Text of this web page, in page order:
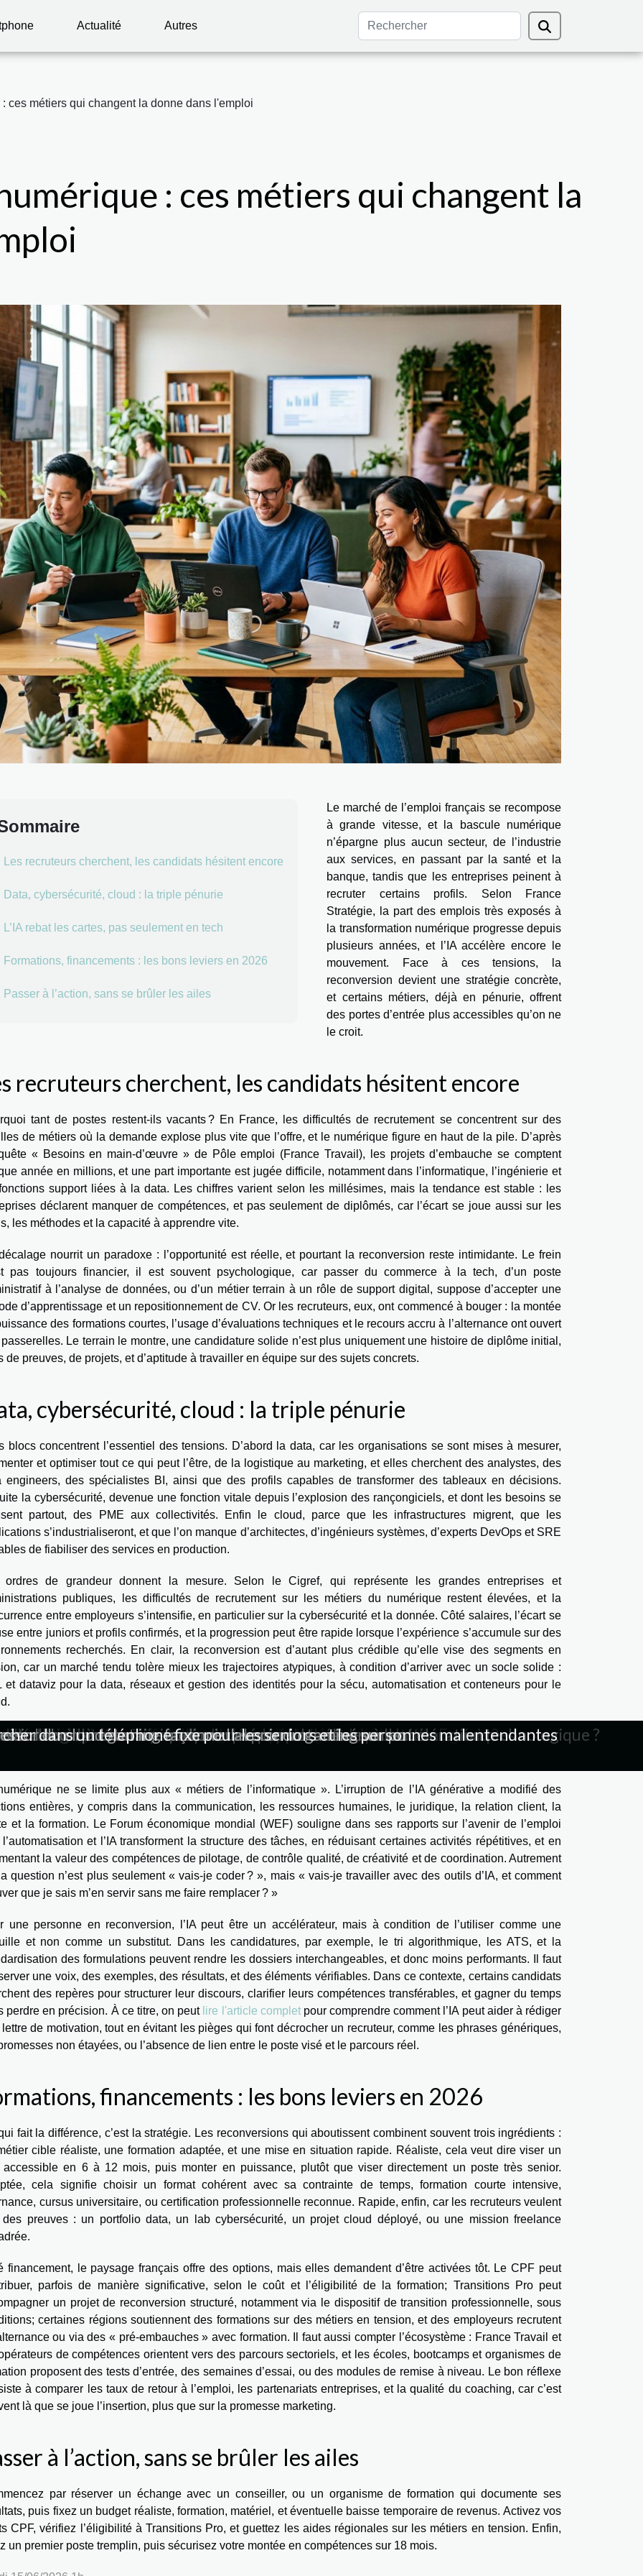
Actualité Autres
ces métiers qui changent la donne dans l'emploi
: ces métiers qui changent la
Les recruteurs cherchent, les candidats hésitent encore
Data, cybersécurité, cloud : la triple pénurie
L’IA rebat les cartes, pas seulement en tech
Formations, financements : les bons leviers en 2026
Passer à l’action, sans se brûler les ailes
Le marché de l’emploi français se recompose
à grande vitesse, et la bascule numérique
n’épargne plus aucun secteur, de l’industrie
aux services, en passant par la santé et la
banque, tandis que les entreprises peinent à
recruter certains profils. Selon France
Stratégie, la part des emplois très exposés à
la transformation numérique progresse depuis
plusieurs années, et l’IA accélère encore le
mouvement. Face à ces tensions, la
reconversion devient une stratégie concrète,
et certains métiers, déjà en pénurie, offrent
des portes d’entrée plus accessibles qu’on ne
le croit.
recruteurs cherchent, les candidats hésitent encore
tant de postes restent-ils vacants ? En France, les difficultés de recrutement se concentrent sur des
de métiers où la demande explose plus vite que l’offre, et le numérique figure en haut de la pile. D’après
« Besoins en main-d’œuvre » de Pôle emploi (France Travail), les projets d’embauche se comptent
année en millions, et une part importante est jugée difficile, notamment dans l’informatique, l’ingénierie et
support liées à la data. Les chiffres varient selon les millésimes, mais la tendance est stable : les
déclarent manquer de compétences, et pas seulement de diplômés, car l’écart se joue aussi sur les
les méthodes et la capacité à apprendre vite.
nourrit un paradoxe : l’opportunité est réelle, et pourtant la reconversion reste intimidante. Le frein
pas toujours financier, il est souvent psychologique, car passer du commerce à la tech, d’un poste
à l’analyse de données, ou d’un métier terrain à un rôle de support digital, suppose d’accepter une
d’apprentissage et un repositionnement de CV. Or les recruteurs, eux, ont commencé à bouger : la montée
des formations courtes, l’usage d’évaluations techniques et le recours accru à l’alternance ont ouvert
Le terrain le montre, une candidature solide n’est plus uniquement une histoire de diplôme initial,
de preuves, de projets, et d’aptitude à travailler en équipe sur des sujets concrets.
cybersécurité, cloud : la triple pénurie
blocs concentrent l’essentiel des tensions. D’abord la data, car les organisations se sont mises à mesurer,
et optimiser tout ce qui peut l’être, de la logistique au marketing, et elles cherchent des analystes, des
engineers, des spécialistes BI, ainsi que des profils capables de transformer des tableaux en décisions.
la cybersécurité, devenue une fonction vitale depuis l’explosion des rançongiciels, et dont les besoins se
partout, des PME aux collectivités. Enfin le cloud, parce que les infrastructures migrent, que les
s’industrialiseront, et que l’on manque d’architectes, d’ingénieurs systèmes, d’experts DevOps et SRE
de fiabiliser des services en production.
ordres de grandeur donnent la mesure. Selon le Cigref, qui représente les grandes entreprises et
publiques, les difficultés de recrutement sur les métiers du numérique restent élevées, et la
entre employeurs s’intensifie, en particulier sur la cybersécurité et la donnée. Côté salaires, l’écart se
entre juniors et profils confirmés, et la progression peut être rapide lorsque l’expérience s’accumule sur des
recherchés. En clair, la reconversion est d’autant plus crédible qu’elle vise des segments en
car un marché tendu tolère mieux les trajectoires atypiques, à condition d’arriver avec un socle solide :
et dataviz pour la data, réseaux et gestion des identités pour la sécu, automatisation et conteneurs pour le
rebat les cartes, pas seulement en tech
ne se limite plus aux « métiers de l’informatique ». L’irruption de l’IA générative a modifié des
entières, y compris dans la communication, les ressources humaines, le juridique, la relation client, la
et la formation. Le Forum économique mondial (WEF) souligne dans ses rapports sur l’avenir de l’emploi
et l’IA transforment la structure des tâches, en réduisant certaines activités répétitives, et en
la valeur des compétences de pilotage, de contrôle qualité, de créativité et de coordination. Autrement
question n’est plus seulement « vais-je coder ? », mais « vais-je travailler avec des outils d’IA, et comment
que je sais m’en servir sans me faire remplacer ? »
une personne en reconversion, l’IA peut être un accélérateur, mais à condition de l’utiliser comme une
et non comme un substitut. Dans les candidatures, par exemple, le tri algorithmique, les ATS, et la
des formulations peuvent rendre les dossiers interchangeables, et donc moins performants. Il faut
une voix, des exemples, des résultats, et des éléments vérifiables. Dans ce contexte, certains candidats
des repères pour structurer leur discours, clarifier leurs compétences transférables, et gagner du temps
perdre en précision. À ce titre, on peut lire l'article completpour comprendre comment l’IA peut aider à rédiger
de motivation, tout en évitant les pièges qui font décrocher un recruteur, comme les phrases génériques,
non étayées, ou l’absence de lien entre le poste visé et le parcours réel.
financements : les bons leviers en 2026
fait la différence, c’est la stratégie. Les reconversions qui aboutissent combinent souvent trois ingrédients :
cible réaliste, une formation adaptée, et une mise en situation rapide. Réaliste, cela veut dire viser un
accessible en 6 à 12 mois, puis monter en puissance, plutôt que viser directement un poste très senior.
cela signifie choisir un format cohérent avec sa contrainte de temps, formation courte intensive,
cursus universitaire, ou certification professionnelle reconnue. Rapide, enfin, car les recruteurs veulent
des preuves : un portfolio data, un lab cybersécurité, un projet cloud déployé, ou une mission freelance
financement, le paysage français offre des options, mais elles demandent d’être activées tôt. Le CPF peut
parfois de manière significative, selon le coût et l’éligibilité de la formation; Transitions Pro peut
un projet de reconversion structuré, notamment via le dispositif de transition professionnelle, sous
certaines régions soutiennent des formations sur des métiers en tension, et des employeurs recrutent
ou via des « pré-embauches » avec formation. Il faut aussi compter l’écosystème : France Travail et
de compétences orientent vers des parcours sectoriels, et les écoles, bootcamps et organismes de
proposent des tests d’entrée, des semaines d’essai, ou des modules de remise à niveau. Le bon réflexe
à comparer les taux de retour à l’emploi, les partenariats entreprises, et la qualité du coaching, car c’est
là que se joue l’insertion, plus que sur la promesse marketing.
à l’action, sans se brûler les ailes
par réserver un échange avec un conseiller, ou un organisme de formation qui documente ses
puis fixez un budget réaliste, formation, matériel, et éventuelle baisse temporaire de revenus. Activez vos
CPF, vérifiez l’éligibilité à Transitions Pro, et guettez les aides régionales sur les métiers en tension. Enfin,
un premier poste tremplin, puis sécurisez votre montée en compétences sur 18 mois.
ignorer le seo freine vos ventes en e-commerce
itinéraires alternatifs pour voyageurs en quête d’authenticité
audit révèle le vrai coût de la visibilité numérique
ou à diodes organiques : quel impact sur l'expérience visuelle ?
sur investissement avec les campagnes publicitaires en ligne
le portage salarial renforce la sécurité des freelances
de streaming influencent-elles l'industrie du cinéma ?
de stockage de données pour les professionnels du numérique
des données innovations et impacts pour les utilisateurs
meilleures pratiques et outils pour les utilisateurs en ère du numérique
et solutions de recyclage pour les plastiques
efficaces pour améliorer votre réputation numérique
furtives sur les stratégies de défense modernes
réseaux sociaux sur les stratégies marketing modernes
en intelligence artificielle et leur impact sur la création d'images
influencent-elles le marché de l'énergie verte en France ?
UX design et leur impact sur le développement de produits numériques
elles à l'ère numérique pour préparer les élèves à l'accélération technologique ?
le bon prestataire audiovisuel pour votre événement
du cloud gaming façonne l'avenir du gaming sur pc
dans un téléphone fixe pour les seniors et les personnes malentendantes